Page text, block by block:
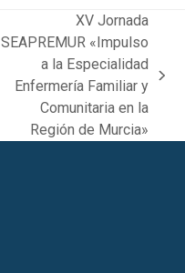
next
XV Jornada
SEAPREMUR «Impulso
a la Especialidad
Enfermería Familiar y
Comunitaria en la
Región de Murcia»